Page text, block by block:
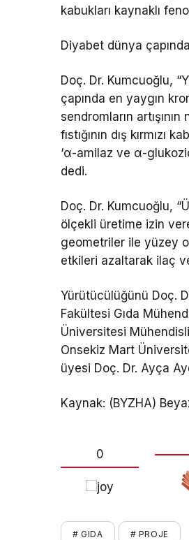
kabukları kaynaklı
Diyabet dünya
Doç. Dr. Kumcuoğlu,
çapında en yaygın
sendromların
fıstığının dış
‘α-amilaz ve α-
dedi.
Doç. Dr. Kumcuoğlu,
ölçekli üretime izin
geometriler ile yüzey
etkileri azaltarak ilaç
Yürütücülüğünü Doç.
Fakültesi Gıda
Üniversitesi
Onsekiz Mart
üyesi Doç. Dr. Ayça
Kaynak: (BYZHA)
0
# GIDA # PROJE